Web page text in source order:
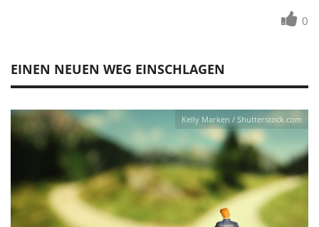
EINEN NEUEN WEG EINSCHLAGEN
Kelly Marken / Shutterstock.com
0